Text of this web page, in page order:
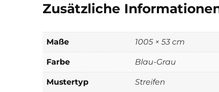
Zusätzliche
Maße 1005 × 53 cm
Farbe Blau-Grau
Mustertyp Streifen